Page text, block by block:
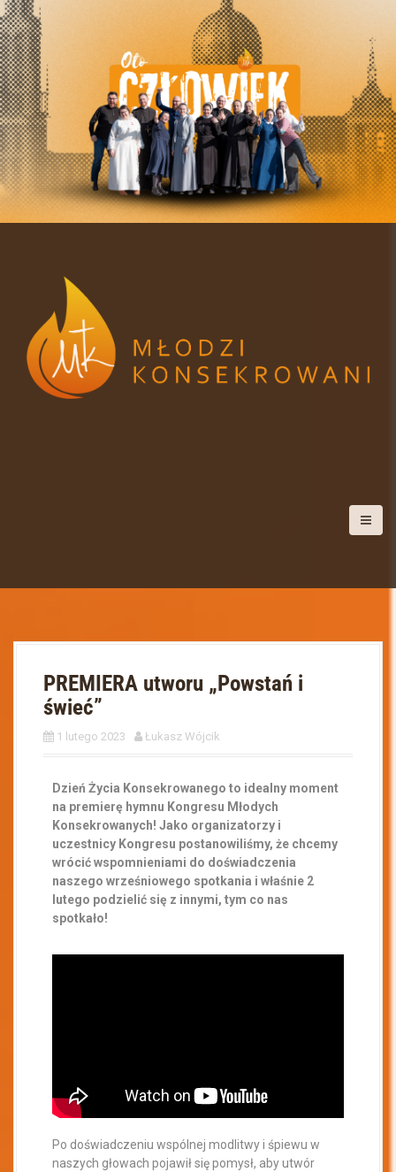
PREMIERA utworu „Powstań i
świeć”
1 lutego 2023 Łukasz Wójcik
Dzień Życia Konsekrowanego to idealny moment
na premierę hymnu Kongresu Młodych
Konsekrowanych! Jako organizatorzy i
uczestnicy Kongresu postanowiliśmy, że chcemy
wrócić wspomnieniami do doświadczenia
naszego wrześniowego spotkania i właśnie 2
lutego podzielić się z innymi, tym co nas
spotkało!
Po doświadczeniu wspólnej modlitwy i śpiewu w
naszych głowach pojawił się pomysł, aby utwór